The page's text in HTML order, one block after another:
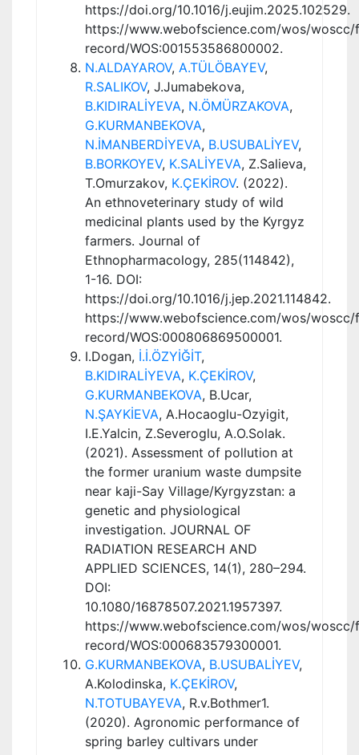
https://doi.org/10.1016/j.eujim.2025.102529.
https://www.webofscience.com/wos/
record/WOS:001553586800002.
N.ALDAYAROV, A.TÜLÖBAYEV,
R.SALIKOV, J.Jumabekova,
B.KIDIRALİYEVA, N.ÖMÜRZAKOVA,
G.KURMANBEKOVA,
N.İMANBERDİYEVA, B.USUBALİYEV,
B.BORKOYEV, K.SALİYEVA, Z.Salieva,
T.Omurzakov, K.ÇEKİROV. (2022).
An ethnoveterinary study of wild
medicinal plants used by the Kyrgyz
farmers. Journal of
Ethnopharmacology, 285(114842),
1-16. DOI:
https://doi.org/10.1016/j.jep.2021.114842.
https://www.webofscience.com/wos/
record/WOS:000806869500001.
I.Dogan, İ.İ.ÖZYİĞİT,
B.KIDIRALİYEVA, K.ÇEKİROV,
G.KURMANBEKOVA, B.Ucar,
N.ŞAYKİEVA, A.Hocaoglu-Ozyigit,
I.E.Yalcin, Z.Severoglu, A.O.Solak.
(2021). Assessment of pollution at
the former uranium waste dumpsite
near kaji-Say Village/Kyrgyzstan: a
genetic and physiological
investigation. JOURNAL OF
RADIATION RESEARCH AND
APPLIED SCIENCES, 14(1), 280–294.
DOI:
10.1080/16878507.2021.1957397.
https://www.webofscience.com/wos/
record/WOS:000683579300001.
G.KURMANBEKOVA, B.USUBALİYEV,
A.Kolodinska, K.ÇEKİROV,
N.TOTUBAYEVA, R.v.Bothmer1.
(2020). Agronomic performance of
spring barley cultivars under